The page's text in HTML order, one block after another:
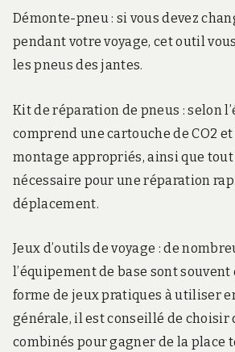
Démonte-pneu : si vous devez
pendant votre voyage, cet outil
les pneus des jantes.
Kit de réparation de pneus : selon
comprend une cartouche de CO2
montage appropriés, ainsi que
nécessaire pour une réparation
déplacement.
Jeux d’outils de voyage : de
l’équipement de base sont
forme de jeux pratiques à utiliser
générale, il est conseillé de choisir
combinés pour gagner de la place